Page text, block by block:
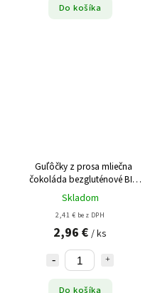
Do košíka
Guľôčky z prosa mliečna
čokoláda bezgluténové BIO
80g
Skladom
2,41 € bez DPH
2,96 € / ks
Do košíka